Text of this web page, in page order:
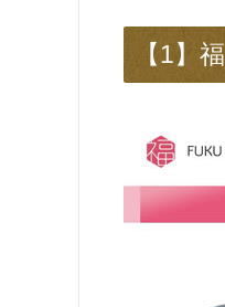
【1】